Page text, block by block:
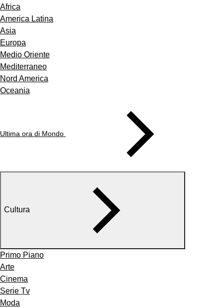
Africa
America Latina
Asia
Europa
Medio Oriente
Mediterraneo
Nord America
Oceania
Ultima ora di Mondo
Cultura
Primo Piano
Arte
Cinema
Serie Tv
Moda